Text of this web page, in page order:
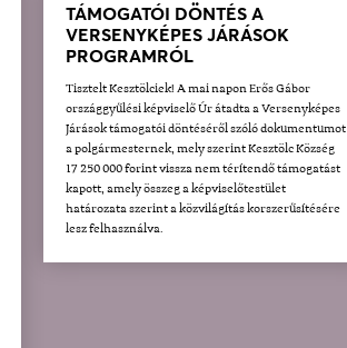
TÁMOGATÓI DÖNTÉS A
VERSENYKÉPES JÁRÁSOK
PROGRAMRÓL
Tisztelt Kesztölciek! A mai napon Erős Gábor
országgyűlési képviselő Úr átadta a Versenyképes
Járások támogatói döntéséről szóló dokumentumot
a polgármesternek, mely szerint Kesztölc Község
17 250 000 forint vissza nem térítendő támogatást
kapott, amely összeg a képviselőtestület
határozata szerint a közvilágítás korszerűsítésére
lesz felhasználva.